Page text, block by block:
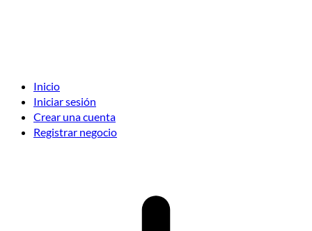
Inicio
Iniciar sesión
Crear una cuenta
Registrar negocio